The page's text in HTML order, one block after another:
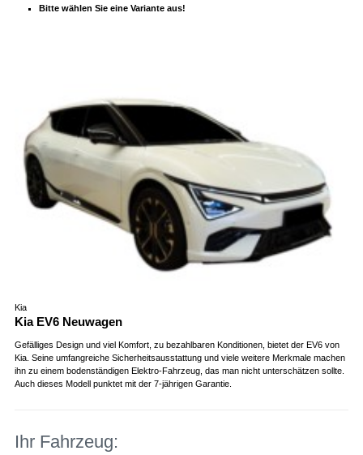
Bitte wählen Sie eine Variante aus!
Kia
Kia EV6 Neuwagen
Gefälliges Design und viel Komfort, zu bezahlbaren Konditionen, bietet der EV6 von
Kia. Seine umfangreiche Sicherheitsausstattung und viele weitere Merkmale machen
ihn zu einem bodenständigen Elektro-Fahrzeug, das man nicht unterschätzen sollte.
Auch dieses Modell punktet mit der 7-jährigen Garantie.
Ihr Fahrzeug: